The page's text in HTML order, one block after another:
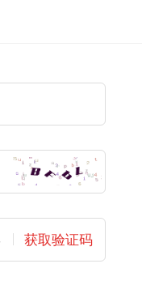
获取验证码